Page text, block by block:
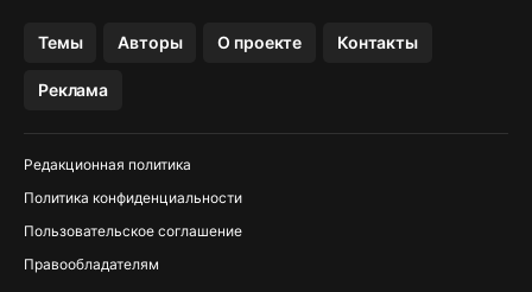
Темы Авторы О проекте Контакты
Реклама
Редакционная политика
Политика конфиденциальности
Пользовательское соглашение
Правообладателям